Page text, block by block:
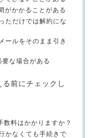
がかかることがある
ただけでは解約にな
ールをそのまま引き
要な場合がある
る前にチェックし
数料はかかりますか？
かなくても手続きで